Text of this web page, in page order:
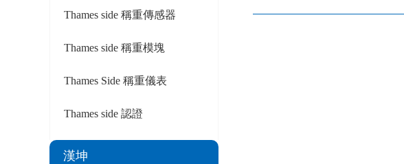
Thames side 稱重傳感器
Thames side 稱重模塊
Thames Side 稱重儀表
Thames side 認證
漢坤